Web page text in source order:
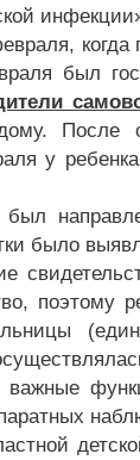
был
После
у
был
было
поэтому
важные